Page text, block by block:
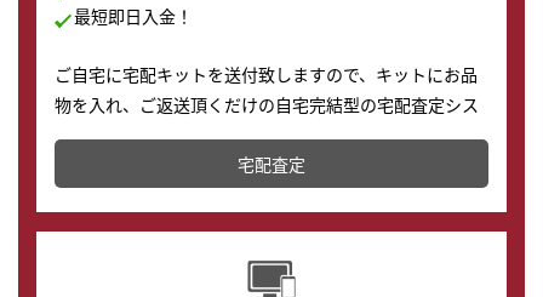
最短即日入金！
ご自宅に宅配キットを送付致しますので、キットにお品
物を入れ、ご返送頂くだけの自宅完結型の宅配査定シス
テムです。
配送でも簡単&安全に査定・買取に出すことが可能で
す。
宅配査定